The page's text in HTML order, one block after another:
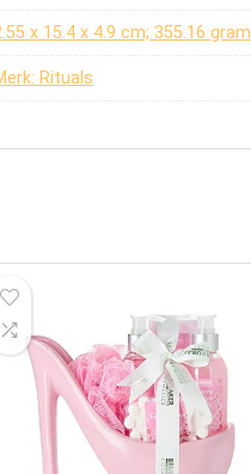
x 15.4 x 4.9 cm; 355.16 gram
Rituals